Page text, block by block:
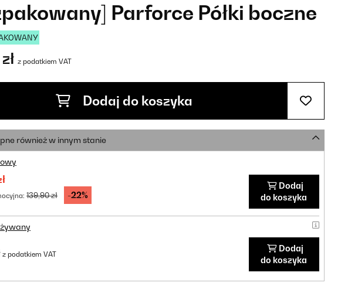
Parforce Półki boczne
z podatkiem VAT
Dodaj do koszyka
również w innym stanie
139,90 zł -22%
Dodaj
do koszyka
z podatkiem VAT
Dodaj
do koszyka